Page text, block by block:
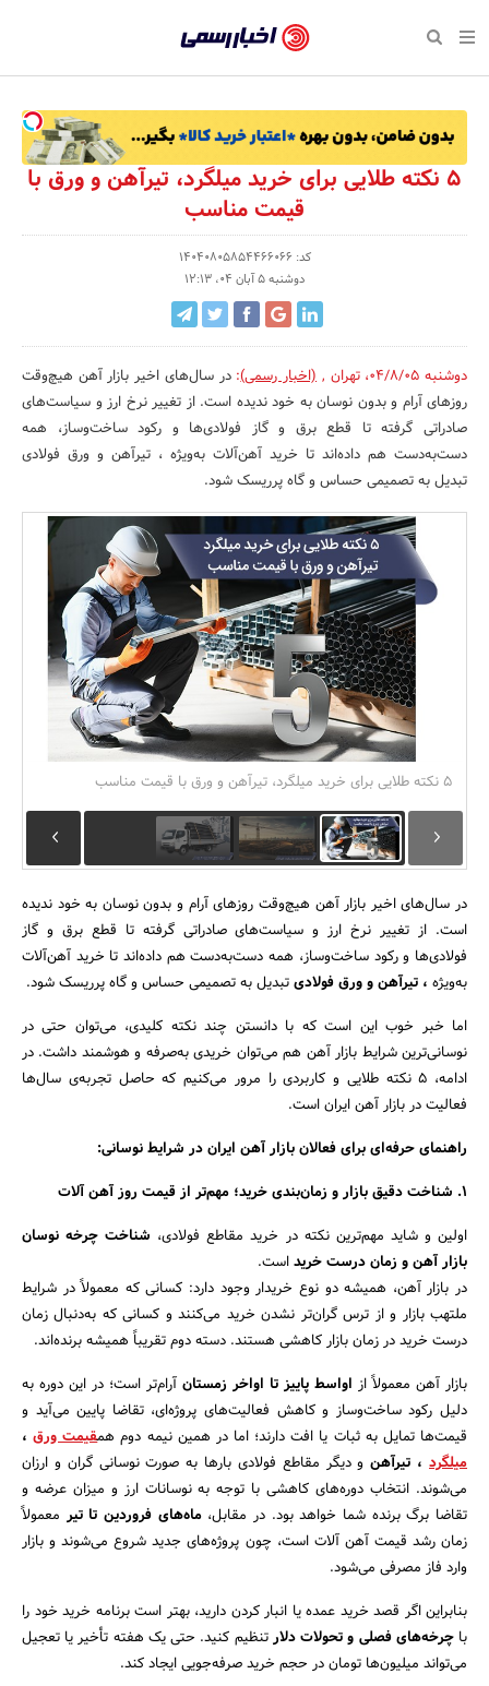
رسمی
-
اخبار
تایید
سازمان‌ها
و
روابط
عمومی‌ها
بازگشت
صفحه نخست پایگاه خبری صفحه نخست اقتصادی
تجارت و بازار
کارآفرینی و استارتاپ
کسب و کار و خرده فروشی
صنایع غذایی و کشاورزی
کار و استخدام
بانک، بیمه و سرمایه
مسکن و ساختمان
اجتماعی
صفحه نخست اجتماعی
علم و آموزش
بهداشت و درمان
محیط زیست
تبلیغات و روابط عمومی
صفحه نخست فرهنگی
نشریات و کتاب
صنایع دستی
صفحه نخست ورزش
تازه‌های ورزش
مکان‌های ورزشی
صفحه نخست سبک زندگی
سلامت و زیبایی
روانشناسی و موفقیت
رویداد
صفحه نخست رویداد
حراج و تخفیف
جشنواره، نمایشگاه و
۵ نکته طلایی برای خرید میلگرد، تیرآهن و ورق با
قیمت مناسب
کد: 14040805854466066
دوشنبه 5 آبان 04، 12:13
دوشنبه 04/8/05 ،تهران ,(اخبار رسمی):در سال‌های اخیر بازار آهن هیچ‌وقت
روزهای آرام و بدون نوسان به خود ندیده است. از تغییر نرخ ارز و سیاست‌های
صادراتی گرفته تا قطع برق و گاز فولادی‌ها و رکود ساخت‌وساز، همه
دست‌به‌دست هم داده‌اند تا خرید آهن‌آلات به‌ویژه ، تیرآهن و ورق فولادی
تبدیل به تصمیمی حساس و گاه پرریسک شود.
۵ نکته طلایی برای خرید میلگرد، تیرآهن و ورق با قیمت مناسب
در سال‌های اخیر بازار آهن هیچ‌وقت روزهای آرام و بدون نوسان به خود ندیده
است. از تغییر نرخ ارز و سیاست‌های صادراتی گرفته تا قطع برق و گاز
فولادی‌ها و رکود ساخت‌وساز، همه دست‌به‌دست هم داده‌اند تا خرید آهن‌آلات
به‌ویژه ، تیرآهن و ورق فولادیتبدیل به تصمیمی حساس و گاه پرریسک شود.
اما خبر خوب این است که با دانستن چند نکته کلیدی، می‌توان حتی در
نوسانی‌ترین شرایط بازار آهن هم می‌توان خریدی به‌صرفه و هوشمند داشت. در
ادامه، ۵ نکته طلایی و کاربردی را مرور می‌کنیم که حاصل تجربه‌ی سال‌ها
فعالیت در بازار آهن ایران است.
راهنمای حرفه‌ای برای فعالان بازار آهن ایران در شرایط نوسانی:
۱. شناخت دقیق بازار و زمان‌بندی خرید؛ مهم‌تر از قیمت روز آهن آلات
اولین و شاید مهم‌ترین نکته در خرید مقاطع فولادی، شناخت چرخه نوسان
بازار آهن و زمان درست خریداست.
در بازار آهن، همیشه دو نوع خریدار وجود دارد: کسانی که معمولاً در شرایط
ملتهب بازار و از ترس گران‌تر نشدن خرید می‌کنند و کسانی که به‌دنبال زمان
درست خرید در زمان بازار کاهشی هستند. دسته دوم تقریباً همیشه برنده‌اند.
بازار آهن معمولاً از اواسط پاییز تا اواخر زمستان آرام‌تر است؛ در این دوره به
دلیل رکود ساخت‌وساز و کاهش فعالیت‌های پروژه‌ای، تقاضا پایین می‌آید و
قیمت‌ها تمایل به ثبات یا افت دارند؛ اما در همین نیمه دوم همقیمت ورق ،
میلگرد، تیرآهنو دیگر مقاطع فولادی بارها به صورت نوسانی گران و ارزان
می‌شوند. انتخاب دوره‌های کاهشی با توجه به نوسانات ارز و میزان عرضه و
تقاضا برگ برنده شما خواهد بود. در مقابل،ماه‌های فروردین تا تیر معمولاً
زمان رشد قیمت آهن آلات است، چون پروژه‌های جدید شروع می‌شوند و بازار
وارد فاز مصرفی می‌شود.
بنابراین اگر قصد خرید عمده یا انبار کردن دارید، بهتر است برنامه خرید خود را
باچرخه‌های فصلی و تحولات دلارتنظیم کنید. حتی یک هفته تأخیر یا تعجیل
می‌تواند میلیون‌ها تومان در حجم خرید صرفه‌جویی ایجاد کند.